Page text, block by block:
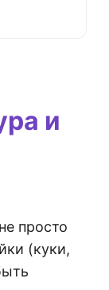
и
просто
(куки,